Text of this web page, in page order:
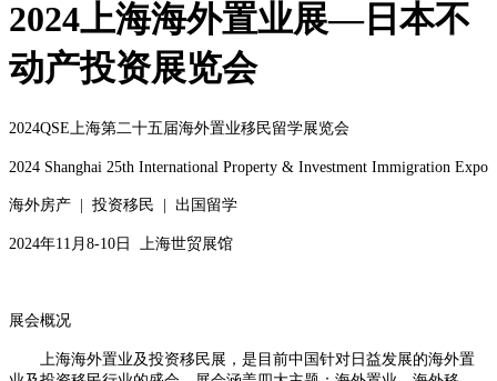
2024上海海外置业展—日本不
动产投资展览会
2024QSE上海第二十五届海外置业移民留学展览会
2024 Shanghai 25th International Property & Investment Immigration Expo
海外房产 | 投资移民 | 出国留学
2024年11月8-10日 上海世贸展馆
展会概况
上海海外置业及投资移民展，是目前中国针对日益发展的海外置